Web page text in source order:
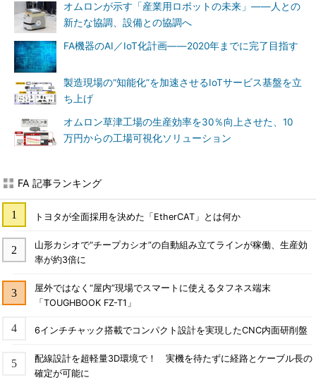
オムロンが示す「産業用ロボットの未来」――人との
新たな協調、設備との協調へ
FA機器のAI／IoT化計画――2020年までに完了目指す
製造現場の“知能化”を加速させるIoTサービス基盤を立
ち上げ
オムロン草津工場の生産効率を30％向上させた、10
万円からの工場可視化ソリューション
FA 記事ランキング
トヨタが全面採用を決めた「EtherCAT」とは何か
山形カシオで“チープカシオ”の自動組み立てラインが稼働、生産効
率が約3倍に
屋外ではなく“屋内”現場でスマートに使えるタフネス端末
「TOUGHBOOK FZ-T1」
6インチチャック搭載でコンパクト設計を実現したCNC内面研削盤
配線設計を超軽量3D環境で！ 実機を待たずに経路とケーブル長の
確定が可能に